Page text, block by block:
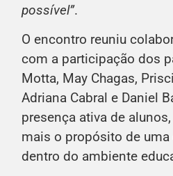
possível”.
O encontro reuniu
com a participação dos
Motta, May Chagas,
Adriana Cabral e Daniel
presença ativa de
mais o propósito de
dentro do ambiente